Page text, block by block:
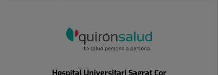
Hospital Universitari Sagrat Cor